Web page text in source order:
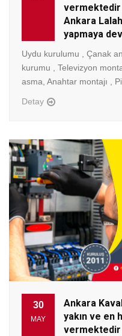
vermektedir
Ankara
yapmaya
Uydu kurulumu , Çanak
kurumu , Televizyon
asma, Anahtar montajı ,
Detay
30
MAY
Ankara
yakın ve en
vermektedir